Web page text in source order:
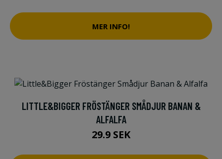
MER INFO!
LITTLE&BIGGER FRÖSTÄNGER SMÅDJUR BANAN &
ALFALFA
29.9 SEK